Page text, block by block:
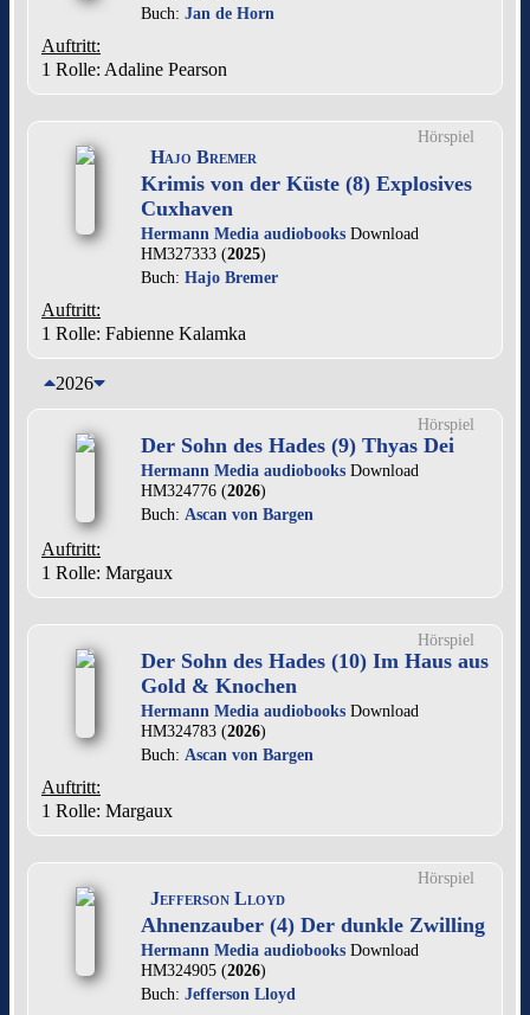
Buch: Jan de Horn
Auftritt:
1 Rolle: Adaline Pearson
Hörspiel
Hajo Bremer
Krimis von der Küste (8) Explosives
Cuxhaven
Hermann Media audiobooks Download
HM327333 (2025)
Buch: Hajo Bremer
Auftritt:
1 Rolle: Fabienne Kalamka
2026
Hörspiel
Der Sohn des Hades (9) Thyas Dei
Hermann Media audiobooks Download
HM324776 (2026)
Buch: Ascan von Bargen
Auftritt:
1 Rolle: Margaux
Hörspiel
Der Sohn des Hades (10) Im Haus aus
Gold & Knochen
Hermann Media audiobooks Download
HM324783 (2026)
Buch: Ascan von Bargen
Auftritt:
1 Rolle: Margaux
Hörspiel
Jefferson Lloyd
Ahnenzauber (4) Der dunkle Zwilling
Hermann Media audiobooks Download
HM324905 (2026)
Buch: Jefferson Lloyd